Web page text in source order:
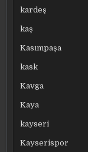
kardeş
kaş
Kasımpaşa
kask
Kavga
Kaya
kayseri
Kayserispor